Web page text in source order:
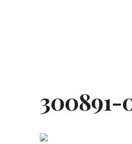
300891-